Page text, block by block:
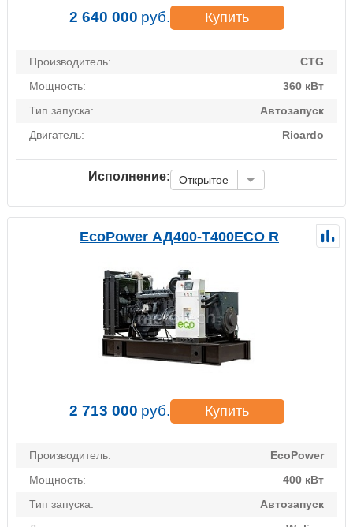
2 640 000 руб. Купить
Производитель:
CTG
Мощность:
360 кВт
Тип запуска:
Автозапуск
Двигатель:
Ricardo
Исполнение: Открытое
EcoPower АД400-T400ECO R
2 713 000 руб. Купить
Производитель:
EcoPower
Мощность:
400 кВт
Тип запуска:
Автозапуск